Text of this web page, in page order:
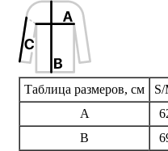
Таблица размеров, см
A
B